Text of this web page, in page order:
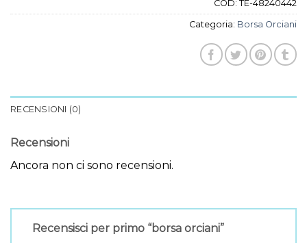
COD: TE-48240442
Categoria: Borsa Orciani
RECENSIONI (0)
Recensioni
Ancora non ci sono recensioni.
Recensisci per primo “borsa orciani”